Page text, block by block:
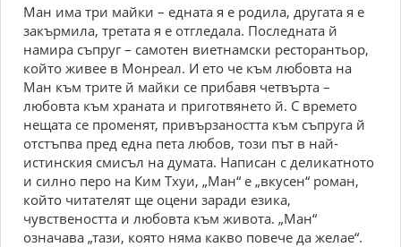
Ман има три майки – едната я е родила, другата я е
закърмила, третата я е отгледала. Последната й
намира съпруг – самотен виетнамски ресторантьор,
който живее в Монреал. И ето че към любовта на
Ман към трите й майки се прибавя четвърта –
любовта към храната и приготвянето й. С времето
нещата се променят, привързаността към съпруга й
отстъпва пред една пета любов, този път в най-
истинския смисъл на думата. Написан с деликатното
и силно перо на Ким Тхуи, „Ман“ е „вкусен“ роман,
който читателят ще оцени заради езика,
чувствеността и любовта към живота. „Ман“
означава „тази, която няма какво повече да желае“.